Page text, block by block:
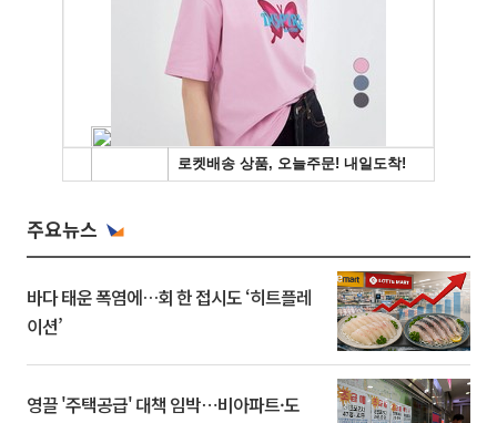
주요뉴스
바다 태운 폭염에…회 한 접시도 ‘히트플레
이션’
영끌 '주택공급' 대책 임박⋯비아파트·도